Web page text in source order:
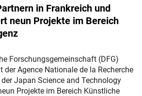
in Frankreich und
neun Projekte im Bereich
Forschungsgemeinschaft (DFG)
Agence Nationale de la Recherche
Japan Science and Technology
Projekte im Bereich Künstliche